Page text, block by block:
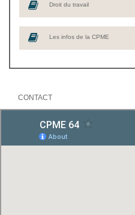
Droit du travail
Les infos de la CPME
CONTACT